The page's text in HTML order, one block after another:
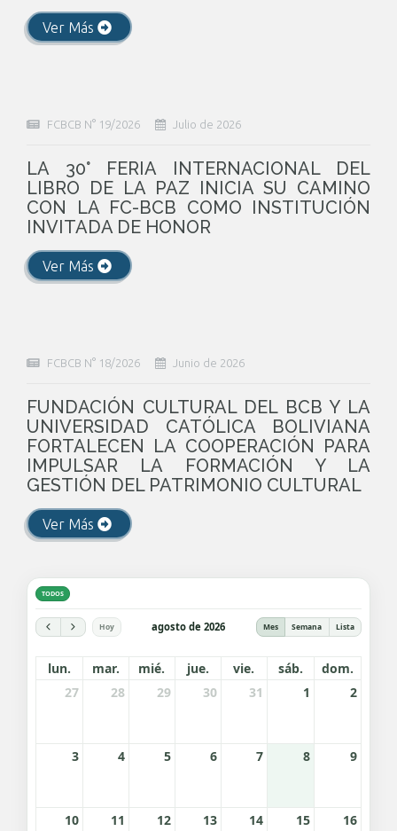
Ver Más
FCBCB N° 19/2026 Julio de 2026
LA 30° FERIA INTERNACIONAL DEL
LIBRO DE LA PAZ INICIA SU CAMINO
CON LA FC-BCB COMO INSTITUCIÓN
INVITADA DE HONOR
Ver Más
FCBCB N° 18/2026 Junio de 2026
FUNDACIÓN CULTURAL DEL BCB Y LA
UNIVERSIDAD CATÓLICA BOLIVIANA
FORTALECEN LA COOPERACIÓN PARA
IMPULSAR LA FORMACIÓN Y LA
GESTIÓN DEL PATRIMONIO CULTURAL
Ver Más